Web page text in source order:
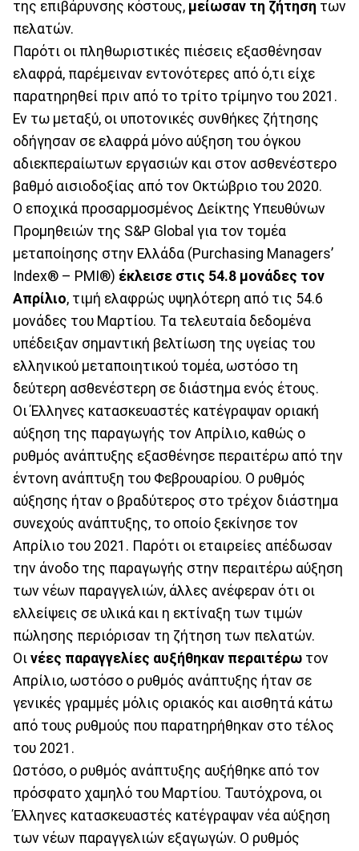
της επιβάρυνσης κόστους, μείωσαν τη ζήτηση των
πελατών.
Παρότι οι πληθωριστικές πιέσεις εξασθένησαν
ελαφρά, παρέμειναν εντονότερες από ό,τι είχε
παρατηρηθεί πριν από το τρίτο τρίμηνο του 2021.
Εν τω μεταξύ, οι υποτονικές συνθήκες ζήτησης
οδήγησαν σε ελαφρά μόνο αύξηση του όγκου
αδιεκπεραίωτων εργασιών και στον ασθενέστερο
βαθμό αισιοδοξίας από τον Οκτώβριο του 2020.
Ο εποχικά προσαρμοσμένος Δείκτης Υπευθύνων
Προμηθειών της S&P Global για τον τομέα
μεταποίησης στην Ελλάδα (Purchasing Managers’
Index® – PMI®) έκλεισε στις 54.8 μονάδες τον
Απρίλιο, τιμή ελαφρώς υψηλότερη από τις 54.6
μονάδες του Μαρτίου. Τα τελευταία δεδομένα
υπέδειξαν σημαντική βελτίωση της υγείας του
ελληνικού μεταποιητικού τομέα, ωστόσο τη
δεύτερη ασθενέστερη σε διάστημα ενός έτους.
Οι Έλληνες κατασκευαστές κατέγραψαν οριακή
αύξηση της παραγωγής τον Απρίλιο, καθώς ο
ρυθμός ανάπτυξης εξασθένησε περαιτέρω από την
έντονη ανάπτυξη του Φεβρουαρίου. Ο ρυθμός
αύξησης ήταν ο βραδύτερος στο τρέχον διάστημα
συνεχούς ανάπτυξης, το οποίο ξεκίνησε τον
Απρίλιο του 2021. Παρότι οι εταιρείες απέδωσαν
την άνοδο της παραγωγής στην περαιτέρω αύξηση
των νέων παραγγελιών, άλλες ανέφεραν ότι οι
ελλείψεις σε υλικά και η εκτίναξη των τιμών
πώλησης περιόρισαν τη ζήτηση των πελατών.
Οι νέες παραγγελίες αυξήθηκαν περαιτέρω τον
Απρίλιο, ωστόσο ο ρυθμός ανάπτυξης ήταν σε
γενικές γραμμές μόλις οριακός και αισθητά κάτω
από τους ρυθμούς που παρατηρήθηκαν στο τέλος
του 2021.
Ωστόσο, ο ρυθμός ανάπτυξης αυξήθηκε από τον
πρόσφατο χαμηλό του Μαρτίου. Ταυτόχρονα, οι
Έλληνες κατασκευαστές κατέγραψαν νέα αύξηση
των νέων παραγγελιών εξαγωγών. Ο ρυθμός